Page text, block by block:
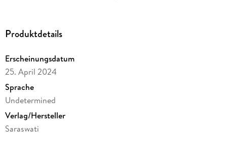
Genießen Sie die beruhigende Wirkung der Düfte und lassen
Sie sich von der Schönheit und Symbolik der "Blume des
Speckstein. Farbe: violett. Gewicht: 500 g. Durchm. : 8 cm,
Höhe: 12 cm.
Produktdetails
Erscheinungsdatum
25. April 2024
Sprache
Undetermined
Verlag/Hersteller
Saraswati